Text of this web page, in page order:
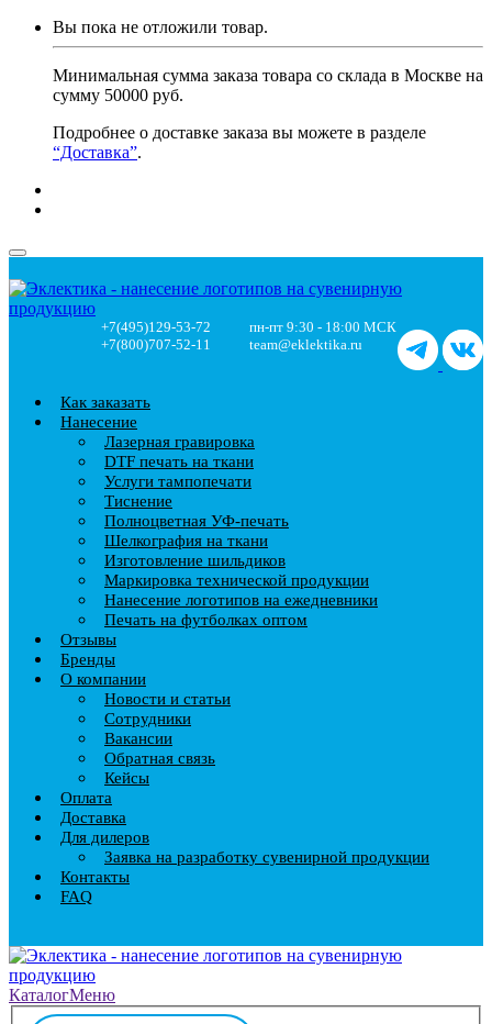
Вы пока не отложили товар.
Минимальная сумма заказа товара со склада в Москве на
сумму 50000 руб.
Подробнее о доставке заказа вы можете в разделе
“Доставка”.
+7(495)129-53-72
+7(800)707-52-11
пн-пт 9:30 - 18:00 МСК
team@eklektika.ru
Как заказать
Нанесение
Лазерная гравировка
DTF печать на ткани
Услуги тампопечати
Тиснение
Полноцветная УФ-печать
Шелкография на ткани
Изготовление шильдиков
Маркировка технической продукции
Нанесение логотипов на ежедневники
Печать на футболках оптом
Отзывы
Бренды
О компании
Новости и статьи
Сотрудники
Вакансии
Обратная связь
Кейсы
Оплата
Доставка
Для дилеров
Заявка на разработку сувенирной продукции
Контакты
FAQ
КаталогМеню